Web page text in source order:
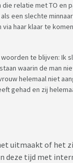
die relatie met TO en
een slechte
haar klaar te
te blijven: Ik
waarin de man
helemaal niet
gehad en zij
uitmaakt of het
deze tijd met